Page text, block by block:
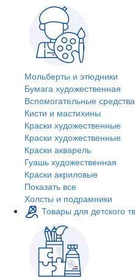
Мольберты и этюдники
Бумага художественная
Вспомогательные
Кисти и мастихины
Краски художественные
Краски художественные
Краски акварель
Гуашь художественная
Краски акриловые
Показать все
Холсты и подрамники
Товары для детского